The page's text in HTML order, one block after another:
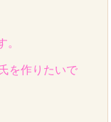
。
を作りたいで